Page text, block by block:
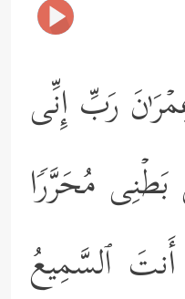
ٰ⁠نَ رَبِّ إِنِّی
مُحَرَّرࣰا
ٱلسَّمِیعُ